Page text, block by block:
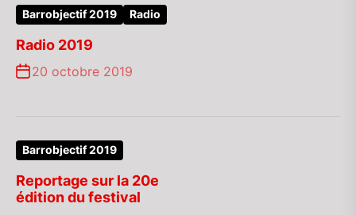
Barrobjectif 2019 Radio
Radio 2019
20 octobre 2019
Barrobjectif 2019
Reportage sur la 20e
édition du festival